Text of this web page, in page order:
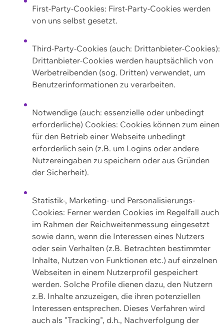
First-Party-Cookies: First-Party-Cookies werden
von uns selbst gesetzt.
Third-Party-Cookies (auch: Drittanbieter-Cookies):
Drittanbieter-Cookies werden hauptsächlich von
Werbetreibenden (sog. Dritten) verwendet, um
Benutzerinformationen zu verarbeiten.
Notwendige (auch: essenzielle oder unbedingt
erforderliche) Cookies: Cookies können zum einen
für den Betrieb einer Webseite unbedingt
erforderlich sein (z.B. um Logins oder andere
Nutzereingaben zu speichern oder aus Gründen
der Sicherheit).
Statistik-, Marketing- und Personalisierungs-
Cookies: Ferner werden Cookies im Regelfall auch
im Rahmen der Reichweitenmessung eingesetzt
sowie dann, wenn die Interessen eines Nutzers
oder sein Verhalten (z.B. Betrachten bestimmter
Inhalte, Nutzen von Funktionen etc.) auf einzelnen
Webseiten in einem Nutzerprofil gespeichert
werden. Solche Profile dienen dazu, den Nutzern
z.B. Inhalte anzuzeigen, die ihren potenziellen
Interessen entsprechen. Dieses Verfahren wird
auch als "Tracking", d.h., Nachverfolgung der